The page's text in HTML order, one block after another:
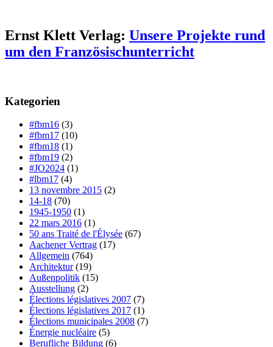
Ernst Klett Verlag: Unsere Projekte rund
um den Französischunterricht
Kategorien
#fbm16 (3)
#fbm17 (10)
#fbm18 (1)
#fbm19 (2)
#JO2024 (1)
#lbm17 (4)
13 novembre 2015 (2)
14-18 (70)
1945-1950 (1)
22 mars 2016 (1)
50 ans Traité de l'Élysée (67)
Aachener Vertrag (17)
Allgemein (764)
Architektur(19)
Außenpolitik (15)
Ausstellung (2)
Élections législatives 2007 (7)
Élections législatives 2017 (1)
Élections municipales 2008 (7)
Énergie nucléaire (5)
Berufliche Bildung (6)